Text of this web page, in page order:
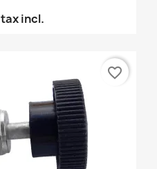
tax incl.
favorite_border